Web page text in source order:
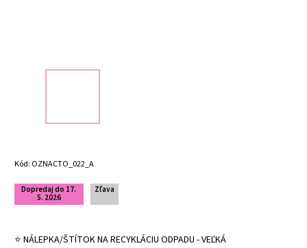
Kód: OZNACTO_022_A
⭐ NÁLEPKA/ŠTÍTOK NA RECYKLÁCIU ODPADU - VEĽKÁ
Dopredaj do 17.
5. 2026
Zľava